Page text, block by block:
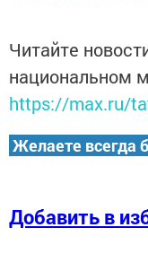
Читайте
национальном
https://max.ru/
Желаете всегда
Добавить в